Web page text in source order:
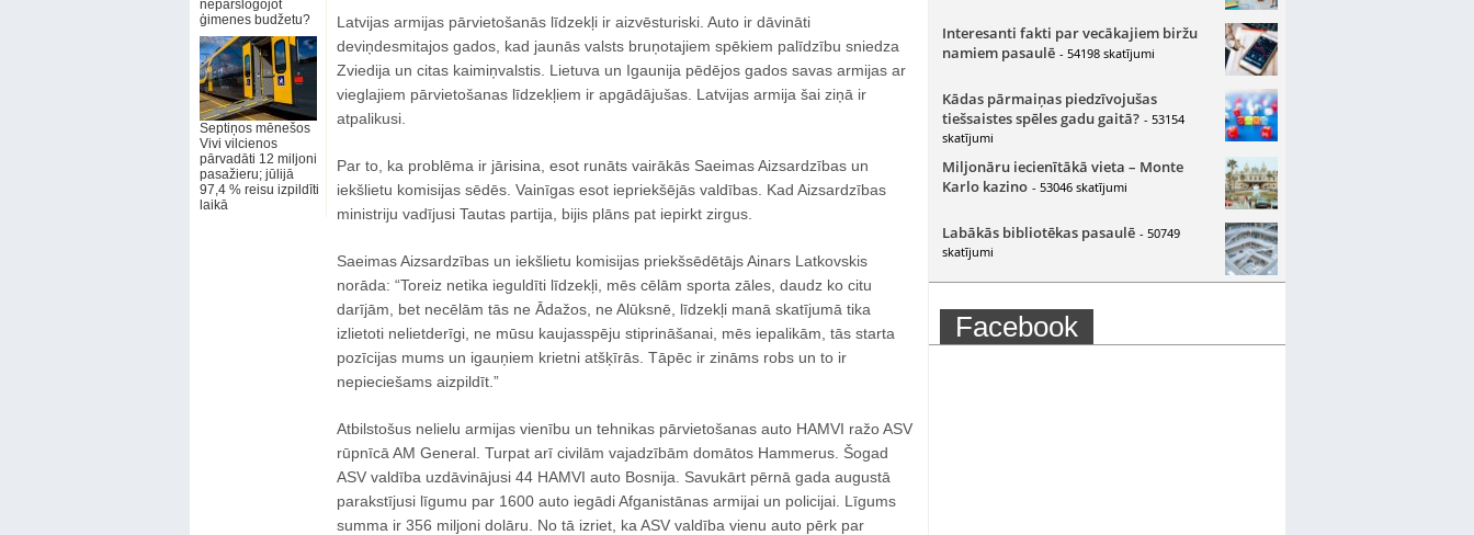
nepārslogojot
ģimenes budžetu?
Septiņos mēnešos
Vivi vilcienos
pārvadāti 12 miljoni
pasažieru; jūlijā
97,4 % reisu izpildīti
laikā
Latvijas armijas pārvietošanās līdzekļi ir aizvēsturiski. Auto ir dāvināti
deviņdesmitajos gados, kad jaunās valsts bruņotajiem spēkiem palīdzību sniedza
Zviedija un citas kaimiņvalstis. Lietuva un Igaunija pēdējos gados savas armijas ar
vieglajiem pārvietošanas līdzekļiem ir apgādājušas. Latvijas armija šai ziņā ir
atpalikusi.
Par to, ka problēma ir jārisina, esot runāts vairākās Saeimas Aizsardzības un
iekšlietu komisijas sēdēs. Vainīgas esot iepriekšējās valdības. Kad Aizsardzības
ministriju vadījusi Tautas partija, bijis plāns pat iepirkt zirgus.
Saeimas Aizsardzības un iekšlietu komisijas priekšsēdētājs Ainars Latkovskis
norāda: “Toreiz netika ieguldīti līdzekļi, mēs cēlām sporta zāles, daudz ko citu
darījām, bet necēlām tās ne Ādažos, ne Alūksnē, līdzekļi manā skatījumā tika
izlietoti nelietderīgi, ne mūsu kaujasspēju stiprināšanai, mēs iepalikām, tās starta
pozīcijas mums un igauņiem krietni atšķīrās. Tāpēc ir zināms robs un to ir
nepieciešams aizpildīt.”
Atbilstošus nelielu armijas vienību un tehnikas pārvietošanas auto HAMVI ražo ASV
rūpnīcā AM General. Turpat arī civilām vajadzībām domātos Hammerus. Šogad
ASV valdība uzdāvinājusi 44 HAMVI auto Bosnija. Savukārt pērnā gada augustā
parakstījusi līgumu par 1600 auto iegādi Afganistānas armijai un policijai. Līgums
summa ir 356 miljoni dolāru. No tā izriet, ka ASV valdība vienu auto pērk par
Interesanti fakti par vecākajiem biržu
namiem pasaulē - 54198 skatījumi
Kādas pārmaiņas piedzīvojušas
tiešsaistes spēles gadu gaitā? - 53154
skatījumi
Miljonāru iecienītākā vieta – Monte
Karlo kazino - 53046 skatījumi
Labākās bibliotēkas pasaulē - 50749
skatījumi
Facebook